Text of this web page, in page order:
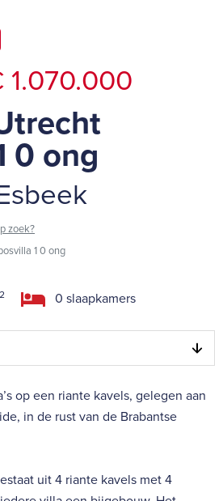
1.070.000
0 ong
zoek?
1 0 ong
2 0 slaapkamers
op een riante kavels, gelegen aan
in de rust van de Brabantse
uit 4 riante kavels met 4